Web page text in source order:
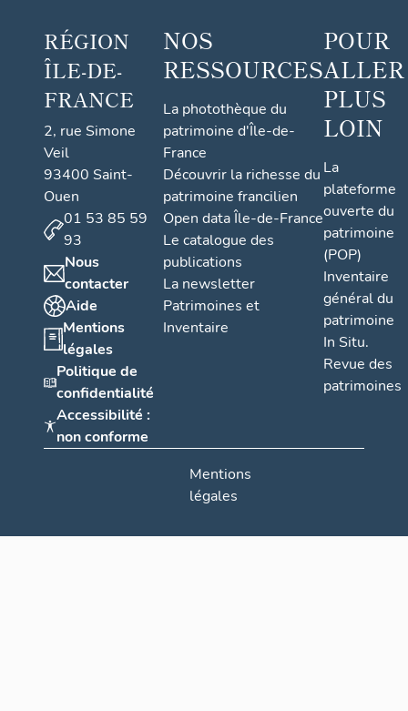
RÉGION
ÎLE-DE-
FRANCE
2, rue Simone
Veil
93400 Saint-
Ouen
01 53 85 59
93
Nous
contacter
Aide
Mentions
légales
Politique de
confidentialité
Accessibilité :
non conforme
NOS
RESSOURCES
La photothèque du
patrimoine d'Île-de-
France
Découvrir la richesse du
patrimoine francilien
Open data Île-de-France
Le catalogue des
publications
La newsletter
Patrimoines et
Inventaire
POUR
ALLER
PLUS
LOIN
La
plateforme
ouverte du
patrimoine
(POP)
Inventaire
général du
patrimoine
In Situ.
Revue des
patrimoines
Mentions
légales